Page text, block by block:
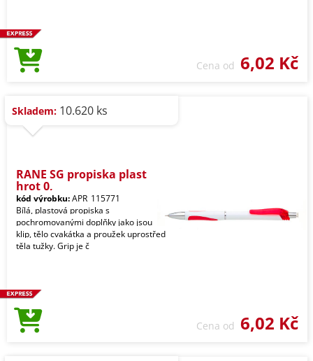
Cena od 6,02 Kč
Skladem: 10.620 ks
RANE SG propiska plast
hrot 0,
kód výrobku:APR_115771
Bílá, plastová propiska s
pochromovanými doplňky jako jsou
klip, tělo cvakátka a proužek uprostřed
těla tužky. Grip je č
Cena od 6,02 Kč